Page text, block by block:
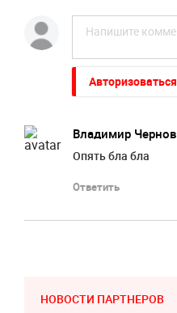
Авторизоваться
Владимир Чернов
Опять бла бла
Ответить
НОВОСТИ ПАРТНЕРОВ